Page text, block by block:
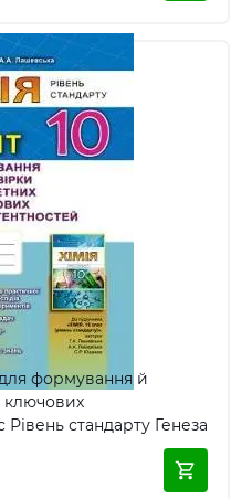
формування й
ключових
стандарту Генеза